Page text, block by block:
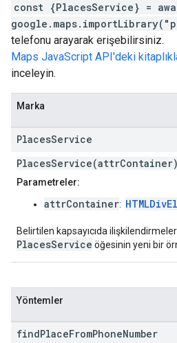
const {PlacesService} =
telefonu arayarak erişebilirsiniz.
Maps JavaScript API'deki
inceleyin.
Marka
PlacesService
PlacesService(attrContainer)
Parametreler:
attrContainer:
Belirtilen kapsayıcıda
PlacesService öğesinin yeni bir
Yöntemler
findPlaceFromPhoneNumber